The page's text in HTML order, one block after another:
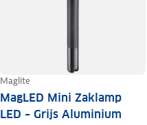
Maglite
MagLED Mini Zaklamp
LED – Grijs Aluminium